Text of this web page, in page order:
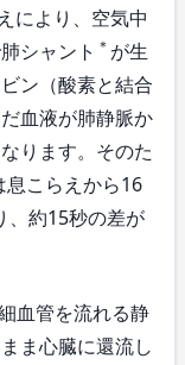
により、空気中
シャント ＊ が生
ン（酸素と結合
血液が肺静脈か
ります。そのた
息こらえから16
、約15秒の差が
血管を流れる静
ま心臓に還流し